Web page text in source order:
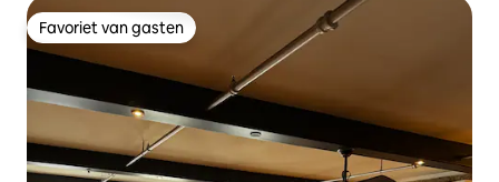
Favoriet van gasten
Favoriet van gasten